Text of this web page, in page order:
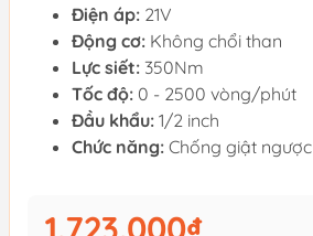
Điện áp: 21V
Động cơ: Không chổi than
Lực siết: 350Nm
Tốc độ: 0 - 2500 vòng/phút
Đầu khẩu: 1/2 inch
Chức năng: Chống giật ngược